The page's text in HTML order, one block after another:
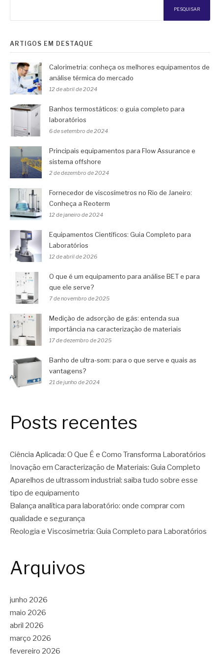
PESQUISAR
ARTIGOS EM DESTAQUE
Calorimetria: conheça os melhores equipamentos de
análise térmica do mercado
12 de abril de 2024
Banhos termostáticos: o guia completo para
laboratórios
6 de setembro de 2024
Principais equipamentos para Flow Assurance e
sistema offshore
2 de dezembro de 2024
Fornecedor de viscosímetros no Rio de Janeiro:
Conheça a Reoterm
12 de janeiro de 2024
Equipamentos Científicos: Guia Completo para
Laboratórios
12 de abril de 2026
O que é um equipamento para análise BET e para
que ele serve?
7 de novembro de 2025
Medição de adsorção de gás: entenda sua
importância na caracterização de materiais
17 de dezembro de 2025
Banho de ultra-som: para o que serve e quais as
vantagens?
21 de junho de 2024
Posts recentes
Ciência Aplicada: O Que É e Como Transforma Laboratórios
Inovação em Caracterização de Materiais: Guia Completo
Aparelhos de ultrassom industrial: saiba tudo sobre esse
tipo de equipamento
Balança analítica para laboratório: onde comprar com
qualidade e segurança
Reologia e Viscosimetria: Guia Completo para Laboratórios
Arquivos
junho 2026
maio 2026
abril 2026
março 2026
fevereiro 2026